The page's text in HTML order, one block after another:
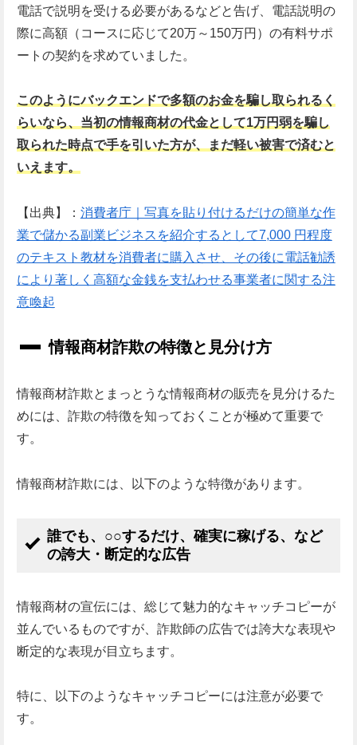
電話で説明を受ける必要があるなどと告げ、電話説明の
際に高額（コースに応じて20万～150万円）の有料サポ
ートの契約を求めていました。
このようにバックエンドで多額のお金を騙し取られるく
らいなら、当初の情報商材の代金として1万円弱を騙し
取られた時点で手を引いた方が、まだ軽い被害で済むと
いえます。
【出典】： 消費者庁｜写真を貼り付けるだけの簡単な作
業で儲かる副業ビジネスを紹介するとして7,000 円程度
のテキスト教材を消費者に購入させ、その後に電話勧誘
により著しく高額な金銭を支払わせる事業者に関する注
意喚起
情報商材詐欺の特徴と見分け方
情報商材詐欺とまっとうな情報商材の販売を見分けるた
めには、詐欺の特徴を知っておくことが極めて重要で
す。
情報商材詐欺には、以下のような特徴があります。
誰でも、○○するだけ、確実に稼げる、など
の誇大・断定的な広告
情報商材の宣伝には、総じて魅力的なキャッチコピーが
並んでいるものですが、詐欺師の広告では誇大な表現や
断定的な表現が目立ちます。
特に、以下のようなキャッチコピーには注意が必要で
す。